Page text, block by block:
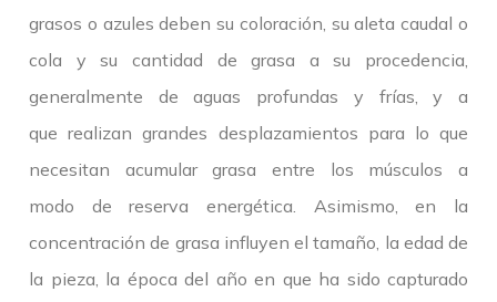
grasos o azules deben su coloración, su aleta caudal o
cola y su cantidad de grasa a su procedencia,
generalmente de aguas profundas y frías, y a
que realizan grandes desplazamientos para lo que
necesitan acumular grasa entre los músculos a
modo de reserva energética. Asimismo, en la
concentración de grasa influyen el tamaño, la edad de
la pieza, la época del año en que ha sido capturado